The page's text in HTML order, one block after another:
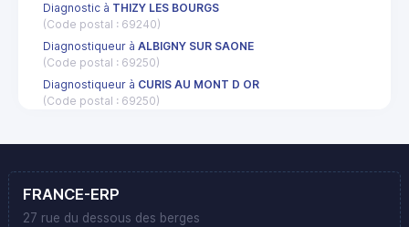
Diagnostic à THIZY LES BOURGS
(Code postal : 69240)
Diagnostiqueur à ALBIGNY SUR SAONE
(Code postal : 69250)
Diagnostiqueur à CURIS AU MONT D OR
(Code postal : 69250)
FRANCE-ERP
27 rue du dessous des berges